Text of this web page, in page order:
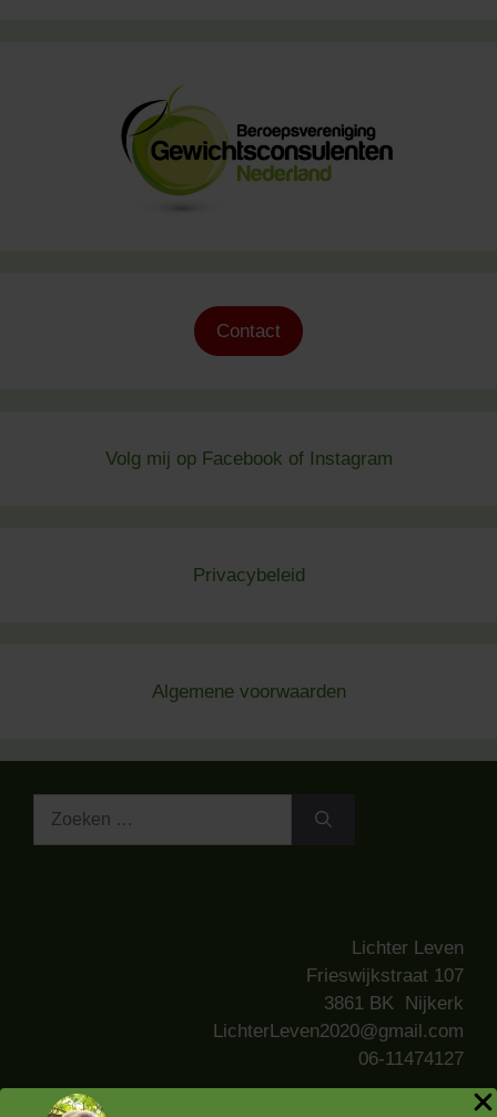
Contact
Volg mij op Facebook of Instagram
Privacybeleid
Algemene voorwaarden
Zoek
Lichter Leven
Frieswijkstraat 107
3861 BK Nijkerk
LichterLeven2020@gmail.com
06-11474127